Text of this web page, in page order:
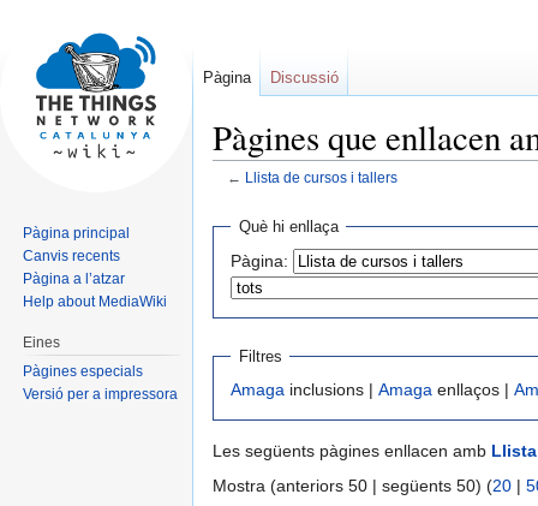
Pàgines que enllacen
← Llista de cursos i tallers
Jump
navigation
Jump
search
Què hi enllaça
Pàgina:
Filtres
Amaga inclusions | Amaga enllaços |
Les següents pàgines enllacen amb
Mostra (anteriors 50 | següents 50) (20 |
Pàgina Discussió
Pàgina principal
Canvis recents
Pàgina a l’atzar
Help about MediaWiki
Eines
Pàgines especials
Versió per a impressora